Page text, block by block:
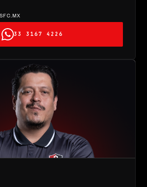
33 3167 4226